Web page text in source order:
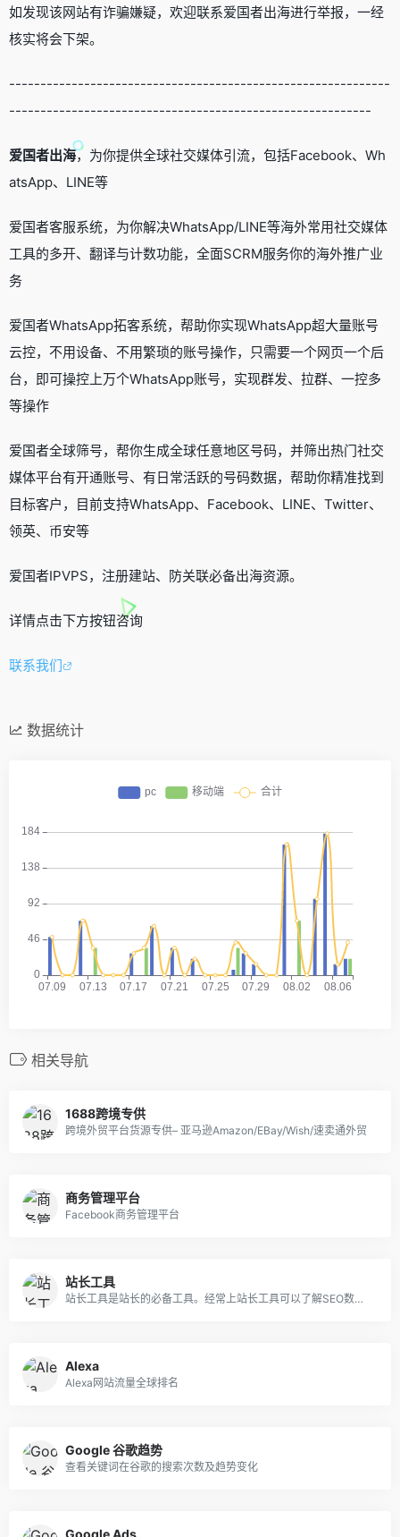
如发现该网站有诈骗嫌疑，欢迎联系爱国者出海进行举报，一经
核实将会下架。
-------------------------------------------------------------
----------------------------------------------------------
爱国者出海，为你提供全球社交媒体引流，包括Facebook、Wh
atsApp、LINE等
爱国者客服系统，为你解决WhatsApp/LINE等海外常用社交媒体
工具的多开、翻译与计数功能，全面SCRM服务你的海外推广业
务
爱国者WhatsApp拓客系统，帮助你实现WhatsApp超大量账号
云控，不用设备、不用繁琐的账号操作，只需要一个网页一个后
台，即可操控上万个WhatsApp账号，实现群发、拉群、一控多
等操作
爱国者全球筛号，帮你生成全球任意地区号码，并筛出热门社交
媒体平台有开通账号、有日常活跃的号码数据，帮助你精准找到
目标客户，目前支持WhatsApp、Facebook、LINE、Twitter、
领英、币安等
爱国者IPVPS，注册建站、防关联必备出海资源。
详情点击下方按钮咨询
联系我们
数据统计
相关导航
1688跨境专供
跨境外贸平台货源专供– 亚马逊Amazon/EBay/Wish/速卖通外贸
商务管理平台
Facebook商务管理平台
站长工具
站长工具是站长的必备工具。经常上站长工具可以了解SEO数据变化。还可以检测网站死链接、蜘蛛访问、HTML格式检测、网站速度测试、友情链接检查、网站域名IP查询、PR、权重查询、alexa、whois查询等等。
Alexa
Alexa网站流量全球排名
Google 谷歌趋势
查看关键词在谷歌的搜索次数及趋势变化